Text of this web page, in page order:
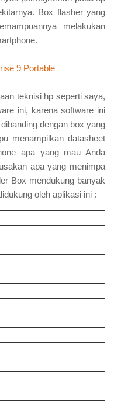
Box flasher yang
melakukan
9 Portable
teknisi hp seperti saya,
ini, karena software ini
dengan box yang
menampilkan datasheet
apa yang mau Anda
apa yang menimpa
Box mendukung banyak
oleh aplikasi ini :